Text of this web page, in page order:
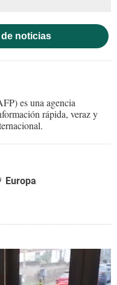
noticias
es una agencia
rápida, veraz y
Europa